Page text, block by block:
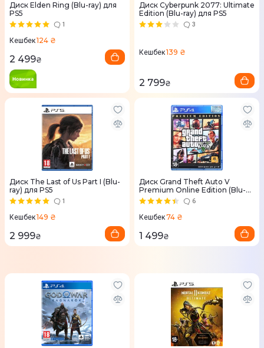
Диск Elden Ring (Blu-ray) для
PS5
1
Кешбек124 ₴
2 499₴
Диск Cyberpunk 2077: Ultimate
Edition (Blu-ray) для PS5
3
Кешбек139 ₴
2 799₴
Диск The Last of Us Part I (Blu-
ray) для PS5
1
Кешбек149 ₴
2 999₴
Диск Grand Theft Auto V
Premium Online Edition (Blu-
ray, English version) для PS4
6
Кешбек74 ₴
1 499₴